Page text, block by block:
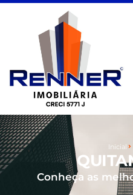
Inicial
Conheça as